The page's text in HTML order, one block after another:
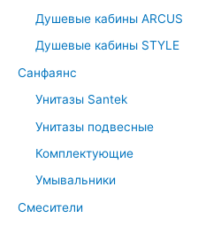
Душевые кабины ARCUS
Душевые кабины STYLE
Санфаянс
Унитазы Santek
Унитазы подвесные
Комплектующие
Умывальники
Смесители